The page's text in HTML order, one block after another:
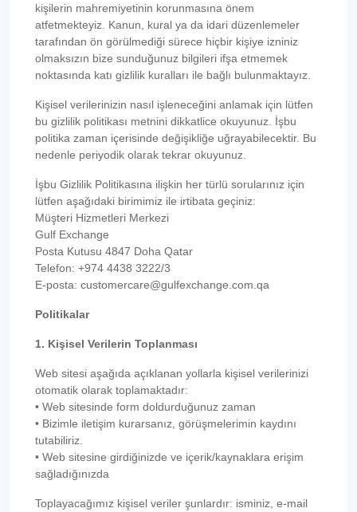
kişilerin mahremiyetinin korunmasına önem
atfetmekteyiz. Kanun, kural ya da idari düzenlemeler
tarafından ön görülmediği sürece hiçbir kişiye izniniz
olmaksızın bize sunduğunuz bilgileri ifşa etmemek
noktasında katı gizlilik kuralları ile bağlı bulunmaktayız.
Kişisel verilerinizin nasıl işleneceğini anlamak için lütfen
bu gizlilik politikası metnini dikkatlice okuyunuz. İşbu
politika zaman içerisinde değişikliğe uğrayabilecektir. Bu
nedenle periyodik olarak tekrar okuyunuz.
İşbu Gizlilik Politikasına ilişkin her türlü sorularınız için
lütfen aşağıdaki birimimiz ile irtibata geçiniz:
Müşteri Hizmetleri Merkezi
Gulf Exchange
Posta Kutusu 4847 Doha Qatar
Telefon: +974 4438 3222/3
E-posta: customercare@gulfexchange.com.qa
Politikalar
1. Kişisel Verilerin Toplanması
Web sitesi aşağıda açıklanan yollarla kişisel verilerinizi
otomatik olarak toplamaktadır:
• Web sitesinde form doldurduğunuz zaman
• Bizimle iletişim kurarsanız, görüşmelerimin kaydını
tutabiliriz.
• Web sitesine girdiğinizde ve içerik/kaynaklara erişim
sağladığınızda
Toplayacağımız kişisel veriler şunlardır: isminiz, e-mail